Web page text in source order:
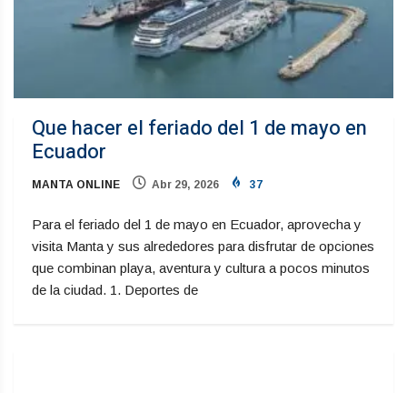
Que hacer el feriado del 1 de mayo en
Ecuador
MANTA ONLINE Abr 29, 2026 37
Para el feriado del 1 de mayo en Ecuador, aprovecha y
visita Manta y sus alrededores para disfrutar de opciones
que combinan playa, aventura y cultura a pocos minutos
de la ciudad. 1. Deportes de